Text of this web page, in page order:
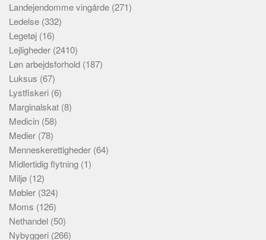
Landejendomme vingårde (271)
Ledelse (332)
Legetøj (16)
Lejligheder (2410)
Løn arbejdsforhold (187)
Luksus (67)
Lystfiskeri (6)
Marginalskat (8)
Medicin (58)
Medier (78)
Menneskerettigheder (64)
Midlertidig flytning (1)
Miljø (12)
Møbler (324)
Moms (126)
Nethandel (50)
Nybyggeri (266)